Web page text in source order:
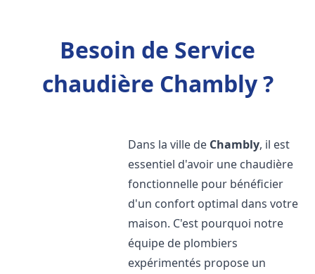
Besoin de Service
chaudière Chambly ?
Dans la ville de Chambly, il est
essentiel d'avoir une chaudière
fonctionnelle pour bénéficier
d'un confort optimal dans votre
maison. C'est pourquoi notre
équipe de plombiers
expérimentés propose un